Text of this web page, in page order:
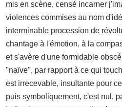
mis en scène, censé incarner
violences commises au nom
interminable procession de
chantage à l'émotion, à la
et s'avère d'une formidable
"naïve", par rapport à ce qui
est irrecevable, insultante pour
puis symboliquement, c'est nul,